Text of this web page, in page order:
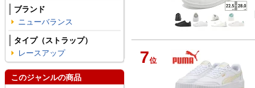
7位
ブランド
ニューバランス
タイプ（ストラップ）
レースアップ
このジャンルの商品